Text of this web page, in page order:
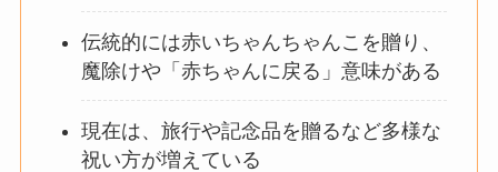
伝統的には赤いちゃんちゃんこを贈り、
魔除けや「赤ちゃんに戻る」意味がある
現在は、旅行や記念品を贈るなど多様な
祝い方が増えている